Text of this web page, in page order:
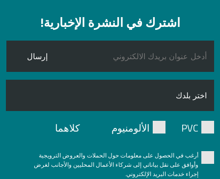
اشترك في النشرة الإخبارية!
إرسال
PVC الألومنيوم كلاهما
أرغب في الحصول على معلومات حول الحملات والعروض الترويجية
وأوافق على نقل بياناتي إلى شركاء الأعمال المحليين والأجانب لغرض
إجراء خدمات البريد الإلكتروني.